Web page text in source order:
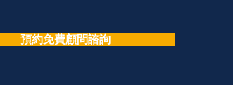
預約免費顧問諮詢